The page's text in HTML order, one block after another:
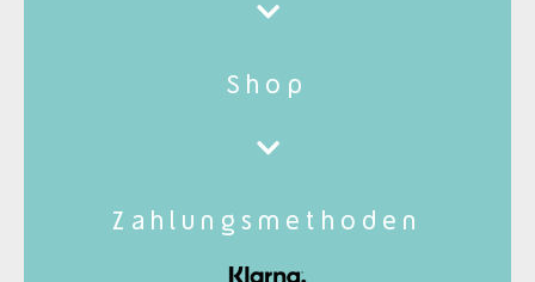
Shop
Zahlungsmethoden